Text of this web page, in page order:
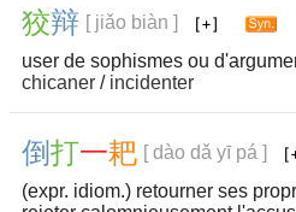
狡辩 [ jiǎo biàn ]
user de sophismes ou
chicaner / incidenter
倒打一耙 [ dào dǎ yī pá ]
(expr. idiom.) retourner ses